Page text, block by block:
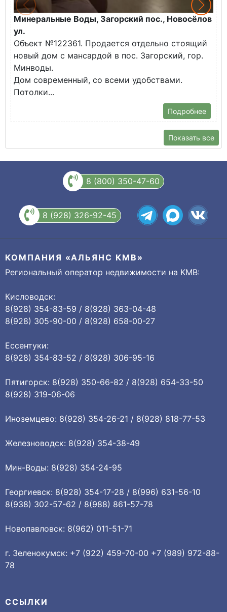
Минеральные Воды, Загорский пос., Новосёлов
ул.
Объект №122361. Продается отдельно стоящий
новый дом с мансардой в пос. Загорский, гор.
Минводы.
Дом современный, со всеми удобствами.
Потолки...
Подробнее
Показать все
8 (800) 350-47-60
8 (928) 326-92-45
КОМПАНИЯ «АЛЬЯНС КМВ»
Региональный оператор недвижимости на КМВ:
Кисловодск:
8(928) 354-83-59 / 8(928) 363-04-48
8(928) 305-90-00 / 8(928) 658-00-27
Ессентуки:
8(928) 354-83-52 / 8(928) 306-95-16
Пятигорск: 8(928) 350-66-82 / 8(928) 654-33-50
8(928) 319-06-06
Иноземцево: 8(928) 354-26-21 / 8(928) 818-77-53
Железноводск: 8(928) 354-38-49
Мин-Воды: 8(928) 354-24-95
Георгиевск: 8(928) 354-17-28 / 8(996) 631-56-10
8(938) 302-57-62 / 8(988) 861-57-78
Новопавловск: 8(962) 011-51-71
г. Зеленокумск: +7 (922) 459-70-00 +7 (989) 972-88-
78
ССЫЛКИ